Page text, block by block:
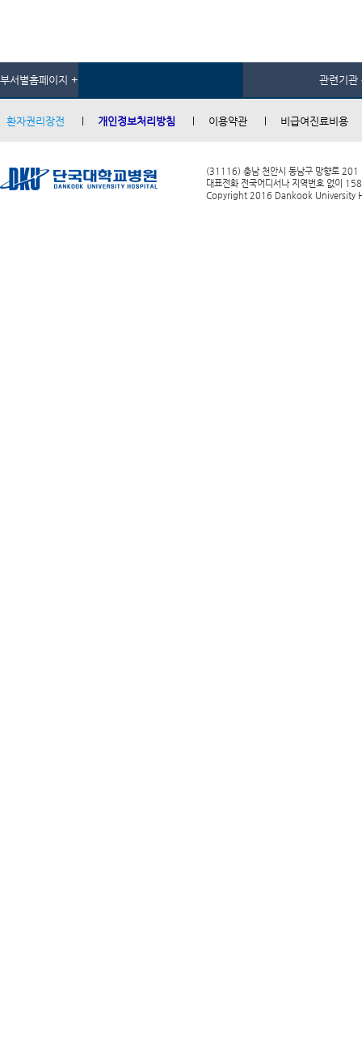
부서별홈페이지 + 관련기관
환자권리장전 개인정보처리방침 이용약관 비급여진료비용
(31116) 충남 천안시 동남구 망향로 201
대표전화 전국어디서나 지역번호 없이
Copyright 2016 Dankook University